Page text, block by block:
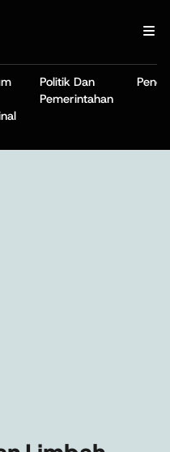
Politik Dan
Pemerintahan